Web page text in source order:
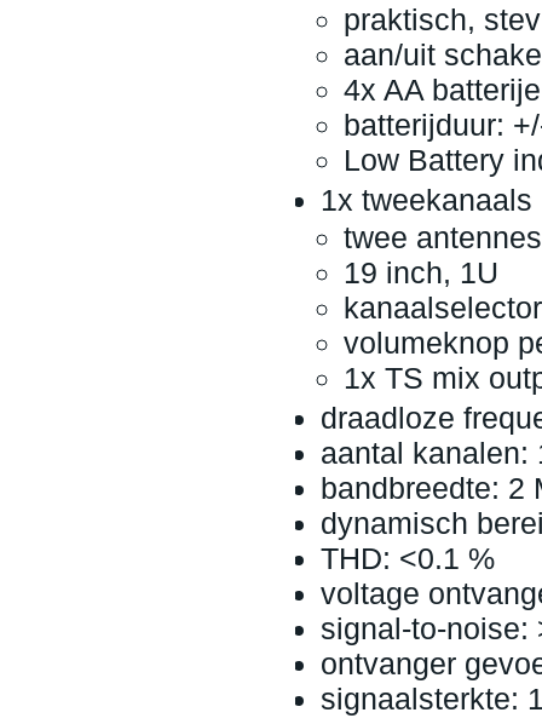
praktisch,
aan/uit
4x AA
batterijduur:
Low Battery
1x tweekanaals
twee antennes
19 inch, 1U
volumeknop
1x TS mix
draadloze
aantal kanalen:
bandbreedte: 2
dynamisch
THD: <0.1 %
voltage
signal-to-noise:
ontvanger
signaalsterkte: